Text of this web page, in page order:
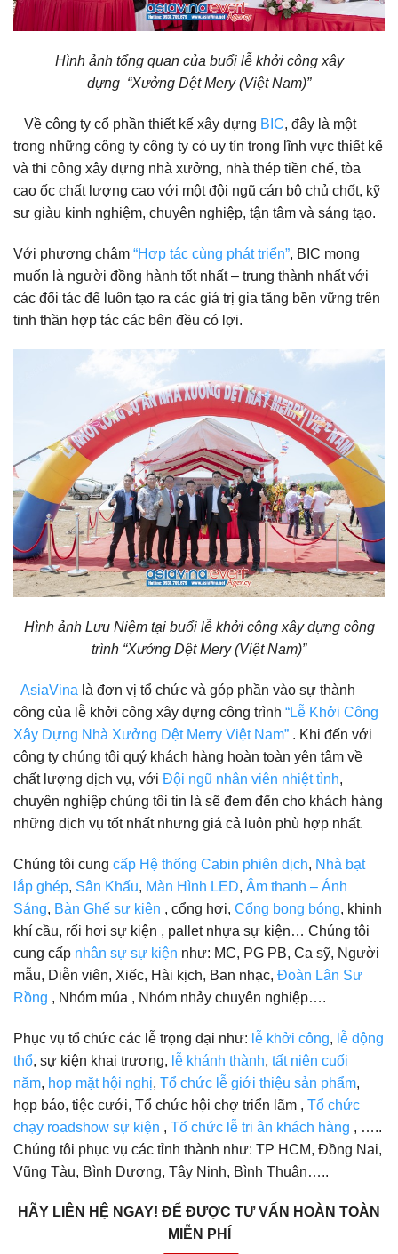
Hình ảnh tổng quan của buổi lễ khởi công xây
dựng “Xưởng Dệt Mery (Việt Nam)”
Về công ty cổ phần thiết kế xây dựng BIC, đây là một
trong những công ty công ty có uy tín trong lĩnh vực thiết kế
và thi công xây dựng nhà xưởng, nhà thép tiền chế, tòa
cao ốc chất lượng cao với một đội ngũ cán bộ chủ chốt, kỹ
sư giàu kinh nghiệm, chuyên nghiệp, tận tâm và sáng tạo.
Với phương châm “Hợp tác cùng phát triển”, BIC mong
muốn là người đồng hành tốt nhất – trung thành nhất với
các đối tác để luôn tạo ra các giá trị gia tăng bền vững trên
tinh thần hợp tác các bên đều có lợi.
Hình ảnh Lưu Niệm tại buổi lễ khởi công xây dựng công
trình “Xưởng Dệt Mery (Việt Nam)”
AsiaVina là đơn vị tổ chức và góp phần vào sự thành
công của lễ khởi công xây dựng công trình “Lễ Khởi Công
Xây Dựng Nhà Xưởng Dệt Merry Việt Nam” . Khi đến với
công ty chúng tôi quý khách hàng hoàn toàn yên tâm về
chất lượng dịch vụ, với Đội ngũ nhân viên nhiệt tình,
chuyên nghiệp chúng tôi tin là sẽ đem đến cho khách hàng
những dịch vụ tốt nhất nhưng giá cả luôn phù hợp nhất.
Chúng tôi cung cấp Hệ thống Cabin phiên dịch, Nhà bạt
lắp ghép, Sân Khấu, Màn Hình LED, Âm thanh – Ánh
Sáng, Bàn Ghế sự kiện , cổng hơi, Cổng bong bóng, khinh
khí cầu, rối hơi sự kiện , pallet nhựa sự kiện… Chúng tôi
cung cấp nhân sự sự kiện như: MC, PG PB, Ca sỹ, Người
mẫu, Diễn viên, Xiếc, Hài kịch, Ban nhạc, Đoàn Lân Sư
Rồng , Nhóm múa , Nhóm nhảy chuyên nghiệp….
Phục vụ tổ chức các lễ trọng đại như: lễ khởi công, lễ động
thổ, sự kiện khai trương, lễ khánh thành, tất niên cuối
năm, họp mặt hội nghị, Tổ chức lễ giới thiệu sản phẩm,
họp báo, tiệc cưới, Tổ chức hội chợ triển lãm , Tổ chức
chạy roadshow sự kiện , Tổ chức lễ tri ân khách hàng , …..
Chúng tôi phục vụ các tỉnh thành như: TP HCM, Đồng Nai,
Vũng Tàu, Bình Dương, Tây Ninh, Bình Thuận…..
HÃY LIÊN HỆ NGAY! ĐỂ ĐƯỢC TƯ VẤN HOÀN TOÀN
MIỄN PHÍ